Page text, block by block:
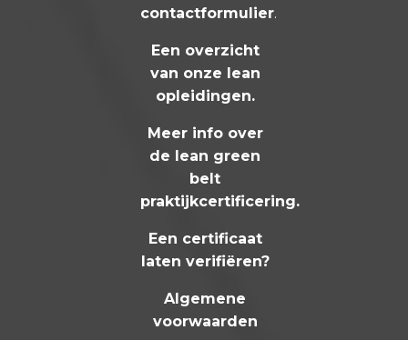
contactformulier.
Een overzicht
van onze lean
opleidingen.
Meer info over
de lean green
belt
praktijkcertificering.
Een certificaat
laten verifiëren?
Algemene
voorwaarden